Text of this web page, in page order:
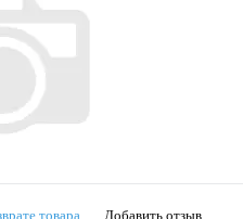
товара Добавить отзыв